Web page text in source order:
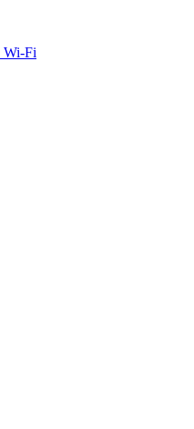
Wi-Fi